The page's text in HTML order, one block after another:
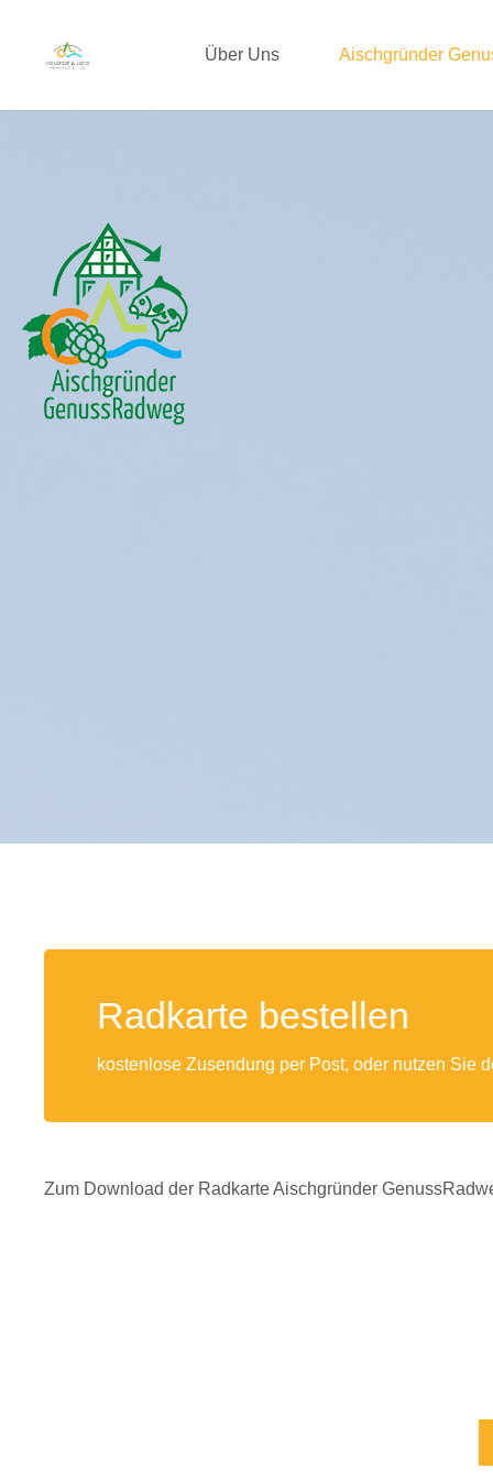
Über Uns Aischgründer
Radkarte bestellen
kostenlose Zusendung per Post, oder nutzen Sie
Zum Download der Radkarte Aischgründer